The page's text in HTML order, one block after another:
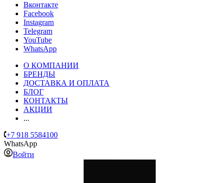
Вконтакте
Facebook
Instagram
Telegram
YouTube
WhatsApp
О КОМПАНИИ
БРЕНДЫ
ДОСТАВКА И ОПЛАТА
БЛОГ
КОНТАКТЫ
АКЦИИ
...
+7 918 5584100
WhatsApp
Войти